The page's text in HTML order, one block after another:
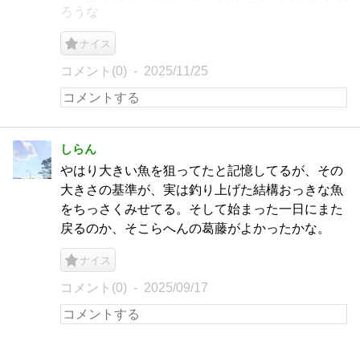
ろうな
ナイス
コメント(0) 2025/11/25
しらん
やはり大きい魚を狙ってたと記憶してるが、その
大きさの基準が、実は釣り上げた結構おっきな魚
をちっさくみせてる。そして始まった一日にまた
戻るのか、そこらへんの葛藤がよかったかな。
ナイス
コメント(0) 2025/09/17